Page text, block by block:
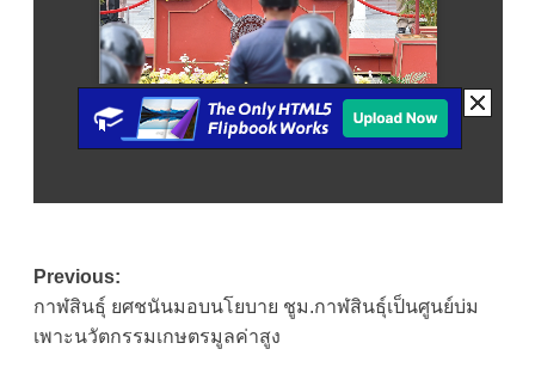
Post
navigation
Previous:
กาฬสินธุ์ ยศชนันมอบนโยบาย ชูม.กาฬสินธุ์เป็นศูนย์บ่ม
เพาะนวัตกรรมเกษตรมูลค่าสูง